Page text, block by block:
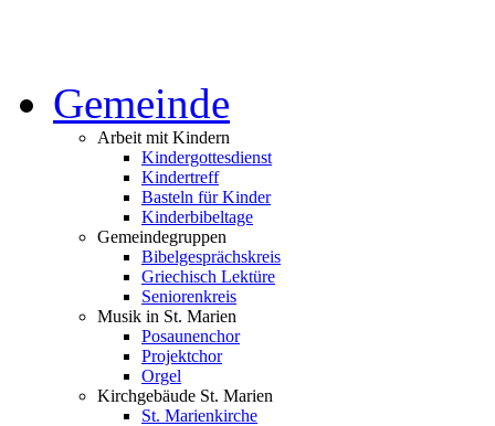
Gemeinde
Arbeit mit Kindern
Kindergottesdienst
Kindertreff
Basteln für Kinder
Kinderbibeltage
Gemeindegruppen
Bibelgesprächskreis
Griechisch Lektüre
Seniorenkreis
Musik in St. Marien
Posaunenchor
Projektchor
Orgel
Kirchgebäude St. Marien
St. Marienkirche